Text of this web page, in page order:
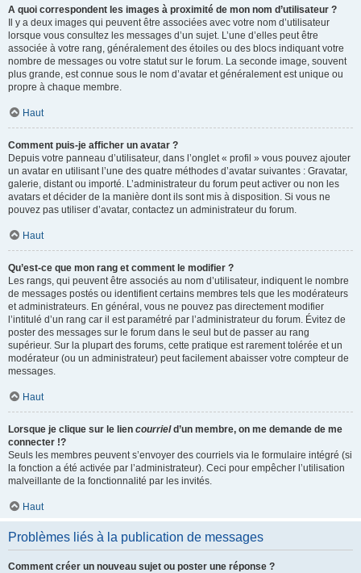
A quoi correspondent les images à proximité de mon nom d’utilisateur ?
Il y a deux images qui peuvent être associées avec votre nom d’utilisateur
lorsque vous consultez les messages d’un sujet. L’une d’elles peut être
associée à votre rang, généralement des étoiles ou des blocs indiquant votre
nombre de messages ou votre statut sur le forum. La seconde image, souvent
plus grande, est connue sous le nom d’avatar et généralement est unique ou
propre à chaque membre.
Haut
Comment puis-je afficher un avatar ?
Depuis votre panneau d’utilisateur, dans l’onglet « profil » vous pouvez ajouter
un avatar en utilisant l’une des quatre méthodes d’avatar suivantes : Gravatar,
galerie, distant ou importé. L’administrateur du forum peut activer ou non les
avatars et décider de la manière dont ils sont mis à disposition. Si vous ne
pouvez pas utiliser d’avatar, contactez un administrateur du forum.
Haut
Qu’est-ce que mon rang et comment le modifier ?
Les rangs, qui peuvent être associés au nom d’utilisateur, indiquent le nombre
de messages postés ou identifient certains membres tels que les modérateurs
et administrateurs. En général, vous ne pouvez pas directement modifier
l’intitulé d’un rang car il est paramétré par l’administrateur du forum. Évitez de
poster des messages sur le forum dans le seul but de passer au rang
supérieur. Sur la plupart des forums, cette pratique est rarement tolérée et un
modérateur (ou un administrateur) peut facilement abaisser votre compteur de
messages.
Haut
Lorsque je clique sur le lien courrield’un membre, on me demande de me
connecter !?
Seuls les membres peuvent s’envoyer des courriels via le formulaire intégré (si
la fonction a été activée par l’administrateur). Ceci pour empêcher l’utilisation
malveillante de la fonctionnalité par les invités.
Haut
Problèmes liés à la publication de messages
Comment créer un nouveau sujet ou poster une réponse ?